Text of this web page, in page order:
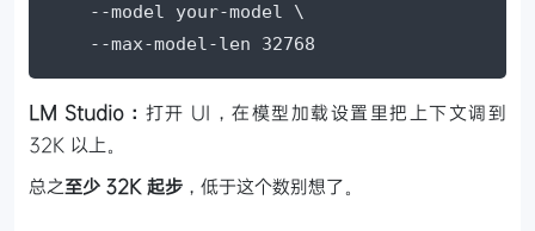
    --model your-model \
    --max-model-len 32768
LM Studio： 打开 UI，在模型加载设置里把上下文调到
32K 以上。
总之至少 32K 起步 ，低于这个数别想了。